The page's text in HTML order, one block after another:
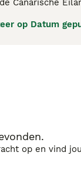
Canarische
59 kilo. Het
verder vrij
en
op Datum
op en vind